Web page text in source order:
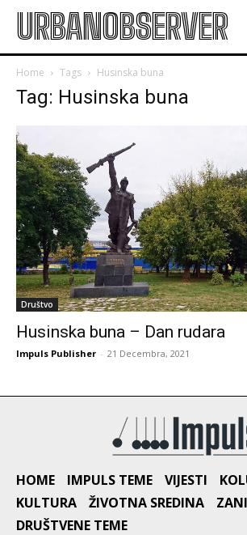
URBANOBSERVER
Home Tags Husinska buna
Tag: Husinska buna
Društvo
Husinska buna – Dan rudara
Impuls Publisher - 21 Decembra, 2021
HOME IMPULS TEME VIJESTI
KULTURA
ŽIVOTNA SREDINA
DRUŠTVENE TEME